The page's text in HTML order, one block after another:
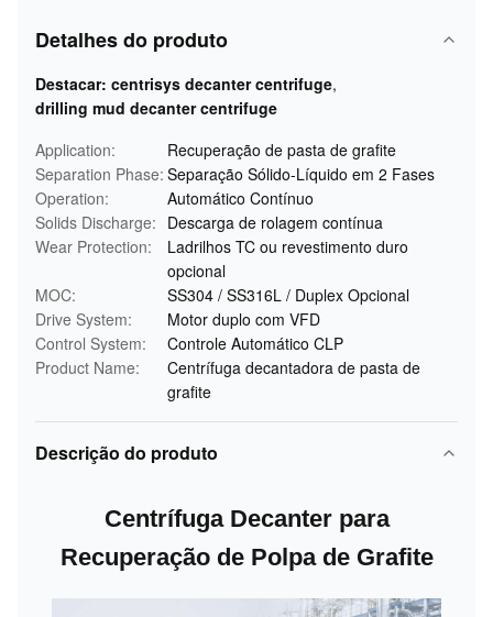
Detalhes do produto
Destacar: centrisys decanter centrifuge,
drilling mud decanter centrifuge
Application:
Recuperação de pasta de grafite
Separation Phase: Separação Sólido-Líquido em 2 Fases
Operation:
Automático Contínuo
Solids Discharge: Descarga de rolagem contínua
Wear Protection:
Ladrilhos TC ou revestimento duro
opcional
MOC:
SS304 / SS316L / Duplex Opcional
Drive System:
Motor duplo com VFD
Control System:
Controle Automático CLP
Product Name:
Centrífuga decantadora de pasta de
grafite
Descrição do produto
Centrífuga Decanter para
Recuperação de Polpa de Grafite